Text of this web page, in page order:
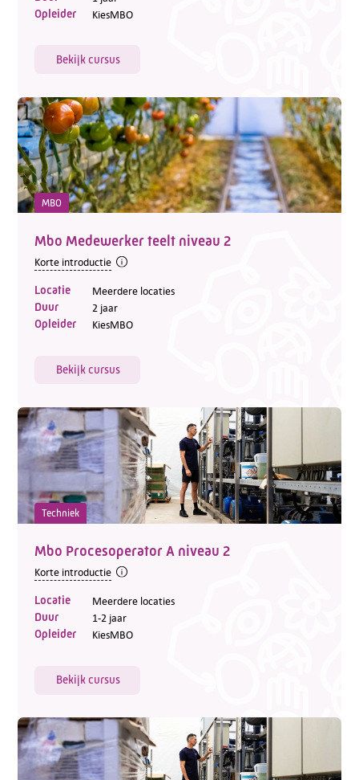
Opleider KiesMBO
Bekijk cursus
MBO
Mbo Medewerker teelt niveau 2
Korte introductie
Locatie Meerdere locaties
Duur 2 jaar
Opleider KiesMBO
Bekijk cursus
Techniek
Mbo Procesoperator A niveau 2
Korte introductie
Locatie Meerdere locaties
Duur 1-2 jaar
Opleider KiesMBO
Bekijk cursus